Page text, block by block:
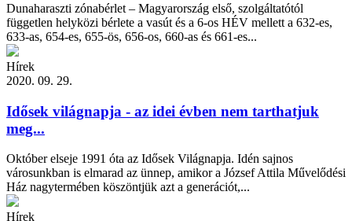
Dunaharaszti zónabérlet – Magyarország első, szolgáltatótól
független helyközi bérlete a vasút és a 6-os HÉV mellett a 632-es,
633-as, 654-es, 655-ös, 656-os, 660-as és 661-es...
Hírek
2020. 09. 29.
Idősek világnapja - az idei évben nem tarthatjuk
meg...
Október elseje 1991 óta az Idősek Világnapja. Idén sajnos
városunkban is elmarad az ünnep, amikor a József Attila Művelődési
Ház nagytermében köszöntjük azt a generációt,...
Hírek